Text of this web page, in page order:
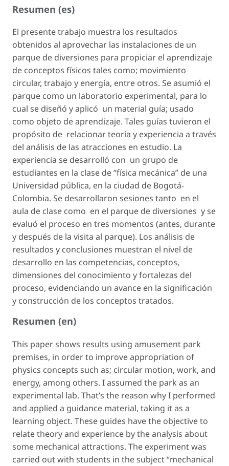
Resumen (es)
El presente trabajo muestra los resultados
obtenidos al aprovechar las instalaciones de un
parque de diversiones para propiciar el aprendizaje
de conceptos físicos tales como; movimiento
circular, trabajo y energía, entre otros. Se asumió el
parque como un laboratorio experimental, para lo
cual se diseñó y aplicó un material guía; usado
como objeto de aprendizaje. Tales guías tuvieron el
propósito de relacionar teoría y experiencia a través
del análisis de las atracciones en estudio. La
experiencia se desarrolló con un grupo de
estudiantes en la clase de “física mecánica” de una
Universidad pública, en la ciudad de Bogotá-
Colombia. Se desarrollaron sesiones tanto en el
aula de clase como en el parque de diversiones y se
evaluó el proceso en tres momentos (antes, durante
y después de la visita al parque). Los análisis de
resultados y conclusiones muestran el nivel de
desarrollo en las competencias, conceptos,
dimensiones del conocimiento y fortalezas del
proceso, evidenciando un avance en la significación
y construcción de los conceptos tratados.
Resumen (en)
This paper shows results using amusement park
premises, in order to improve appropriation of
physics concepts such as; circular motion, work, and
energy, among others. I assumed the park as an
experimental lab. That’s the reason why I performed
and applied a guidance material, taking it as a
learning object. These guides have the objective to
relate theory and experience by the analysis about
some mechanical attractions. The experiment was
carried out with students in the subject “mechanical